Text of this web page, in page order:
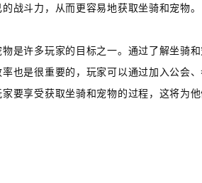
战斗力，从而更容易地获取坐骑和宠物。
是许多玩家的目标之一。通过了解坐骑
也是很重要的，玩家可以通过加入公会
要享受获取坐骑和宠物的过程，这将为